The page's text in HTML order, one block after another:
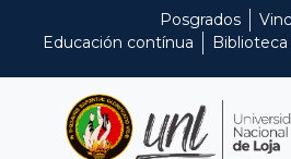
Posgrados
Educación contínua